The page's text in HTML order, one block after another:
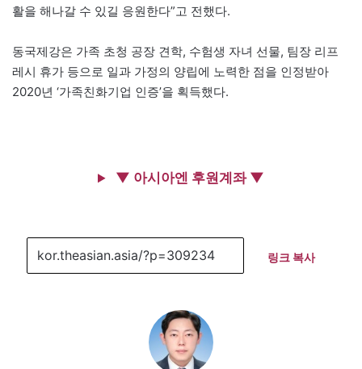
활을 해나갈 수 있길 응원한다”고 전했다.
동국제강은 가족 초청 공장 견학, 수험생 자녀 선물, 팀장 리프
레시 휴가 등으로 일과 가정의 양립에 노력한 점을 인정받아
2020년 ‘가족친화기업 인증’을 획득했다.
▼ 아시아엔 후원계좌 ▼
링크 복사